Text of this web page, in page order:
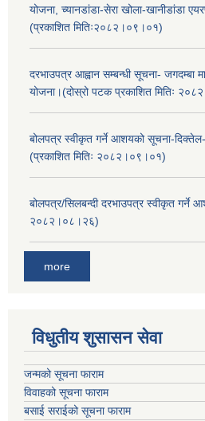
योजना, च्यानडांडा-सेरा खोला-खानीडांडा
(प्रकाशित मितिः२०८२।०९।०१)
दरभाउपत्र आह्वान सम्बन्धी सूचना- जगदम्बा
योजना।(दोस्रो पटक प्रकाशित मितिः
बोलपत्र स्वीकृत गर्ने आशयको सूचना-दिक्तेल-
(प्रकाशित मितिः २०८२।०९।०१)
बोलपत्र/सिलबन्दी दरभाउपत्र स्वीकृत गर्ने
२०८२।०८।२६)
more
विधुतीय शुसासन सेवा
जन्मको सूचना फाराम
विवाहको सूचना फाराम
बसाई सराईको सूचना फाराम